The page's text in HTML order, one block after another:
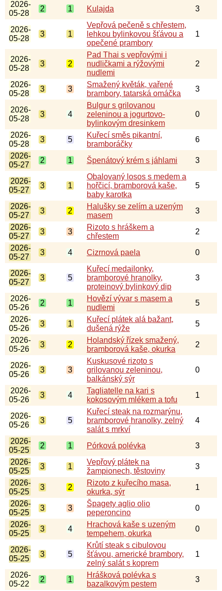
2026-
05-28
2 1 Kulajda 3
2026-
05-28
3 1
Vepřová pečeně s chřestem,
lehkou bylinkovou šťávou a
opečené prambory
1
2026-
05-28
3 2
Pad Thai s vepřovými i
nudličkami a rýžovými
nudlemi
2
2026-
05-28
3 3
Smažený květák, vařené
brambory, tatarská omáčka
3
2026-
05-28
3 4
Bulgur s grilovanou
zeleninou a jogurtovo-
bylinkovým dresinkem
0
2026-
05-28
3 5
Kuřecí směs pikantní,
bramboráčky
6
2026-
05-27
2 1 Špenátový krém s jáhlami 3
2026-
05-27
3 1
Obalovaný losos s medem a
hořčicí, bramborová kaše,
baby karotka
5
2026-
05-27
3 2
Halušky se zelím a uzeným
masem
3
2026-
05-27
3 3
Rizoto s hráškem a
chřestem
2
2026-
05-27
3 4 Cizrnová paela 0
2026-
05-27
3 5
Kuřecí medailonky,
bramborové hranolky,
proteinový bylinkový dip
3
2026-
05-26
2 1
Hovězí vývar s masem a
nudlemi
5
2026-
05-26
3 1
Kuřecí plátek alá bažant,
dušená rýže
5
2026-
05-26
3 2
Holandský řízek smažený,
bramborová kaše, okurka
2
2026-
05-26
3 3
Kuskusové rizoto s
grilovanou zeleninou,
balkánský sýr
0
2026-
05-26
3 4
Tagliatelle na kari s
kokosovým mlékem a tofu
1
2026-
05-26
3 5
Kuřecí steak na rozmarýnu,
bramborové hranolky, zelný
salát s mrkví
4
2026-
05-25
2 1 Pórková polévka
3
2026-
05-25
3 1
Vepřový plátek na
žampionech, těstoviny
3
2026-
05-25
3 2
Rizoto z kuřecího masa,
okurka, sýr
1
2026-
05-25
3 3
Špagety aglio olio
peperoncino
0
2026-
05-25
3 4
Hrachová kaše s uzeným
tempehem, okurka
0
2026-
05-25
3 5
Krůtí steak s cibulovou
šťávou, americké brambory,
zelný salát s koprem
1
2026-
05-22
2 1
Hrášková polévka s
bazalkovým pestem
3